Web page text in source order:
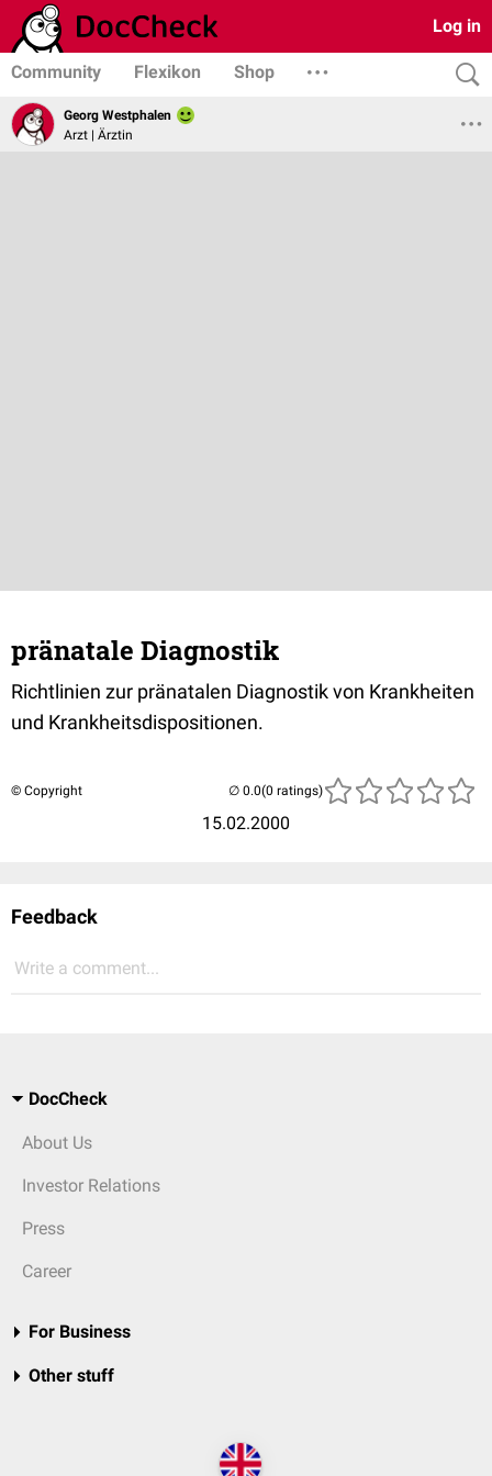
Log in
Community Flexikon Shop
Georg Westphalen
Arzt | Ärztin
pränatale Diagnostik
Richtlinien zur pränatalen Diagnostik von Krankheiten
und Krankheitsdispositionen.
© Copyright
15.02.2000
(0 ratings)
Feedback
Write a comment...
DocCheck
About Us
Investor Relations
Press
Career
For Business
Other stuff